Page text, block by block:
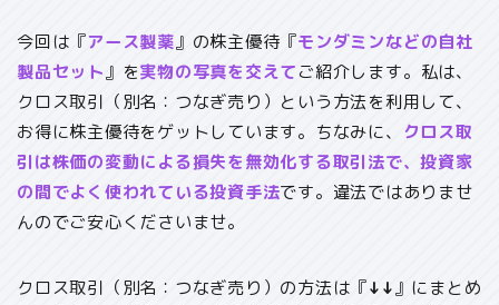
今回は『アース製薬』の株主優待『モンダミンなどの自社
製品セット』を実物の写真を交えてご紹介します。私は、
クロス取引（別名：つなぎ売り）という方法を利用して、
お得に株主優待をゲットしています。ちなみに、
クロス取
引は株価の変動による損失を無効化する取引法で、投資家
の間でよく使われている投資手法です。違法ではありませ
んのでご安心くださいませ。
クロス取引（別名：つなぎ売り）の方法は『↓↓』にまとめ